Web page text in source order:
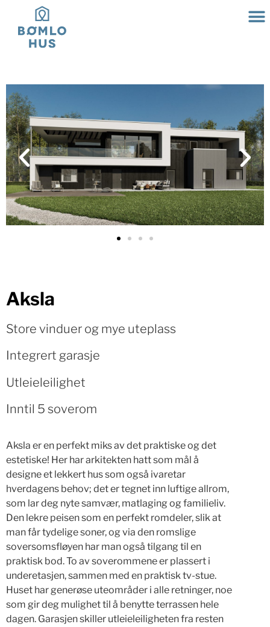
Aksla
Store vinduer og mye uteplass
Integrert garasje
Utleieleilighet
Inntil 5 soverom
Aksla er en perfekt miks av det praktiske og det
estetiske! Her har arkitekten hatt som mål å
designe et lekkert hus som også ivaretar
hverdagens behov; det er tegnet inn luftige allrom,
som lar deg nyte samvær, matlaging og familieliv.
Den lekre peisen som en perfekt romdeler, slik at
man får tydelige soner, og via den romslige
soversomsfløyen har man også tilgang til en
praktisk bod. To av soverommene er plassert i
underetasjen, sammen med en praktisk tv-stue.
Huset har generøse uteområder i alle retninger, noe
som gir deg mulighet til å benytte terrassen hele
dagen. Garasjen skiller utleieleiligheten fra resten